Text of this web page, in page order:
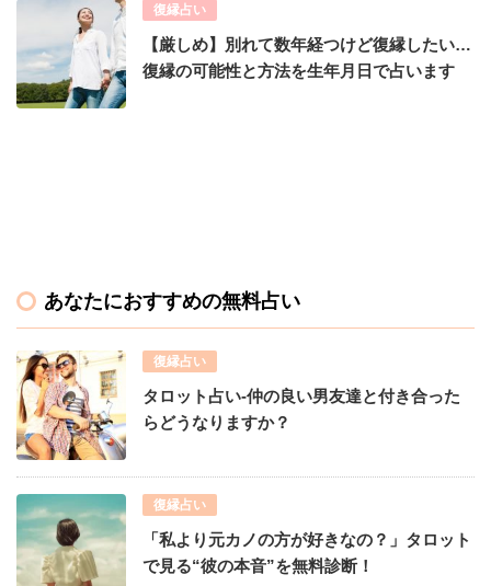
復縁占い
【厳しめ】別れて数年経つけど復縁したい…
復縁の可能性と方法を生年月日で占います
あなたにおすすめの無料占い
復縁占い
タロット占い-仲の良い男友達と付き合った
らどうなりますか？
復縁占い
「私より元カノの方が好きなの？」タロット
で見る“彼の本音”を無料診断！